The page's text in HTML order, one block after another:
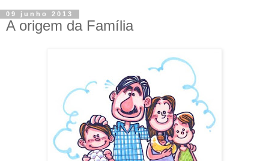
09 junho 2013
A origem da Família